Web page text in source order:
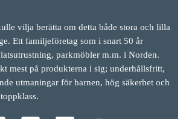
vilja berätta om detta både stora och lilla
Ett familjeföretag som i snart 50 år
parkmöbler m.m. i Norden.
mest på produkterna i sig; underhållsfritt,
utmaningar för barnen, hög säkerhet och